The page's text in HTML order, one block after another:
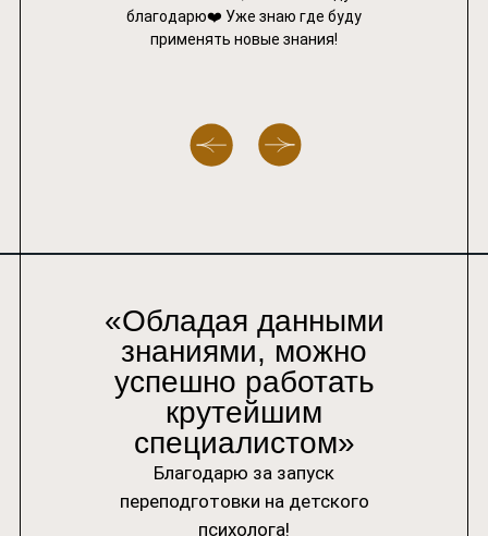
благодарю❤️ Уже знаю где буду
применять новые знания!
Благодарю за запуск
переподготовки на детского
психолога!
«Обладая данными
знаниями, можно
успешно работать
крутейшим
специалистом»
Психологическое консультирование в
Психодиагностика в педагогиге
Гештальт-подход в практике психолога
Курсы и семинары